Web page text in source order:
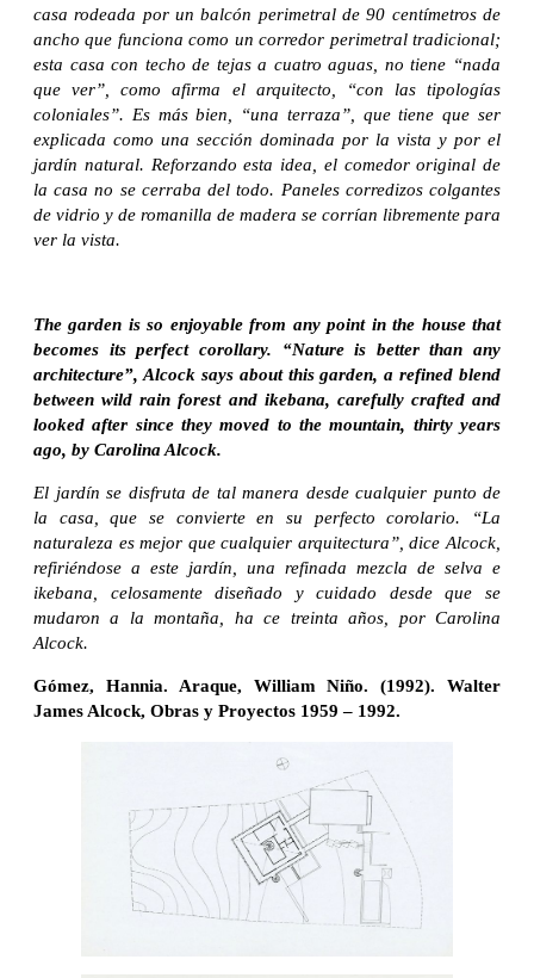
casa rodeada por un balcón perimetral de 90 centímetros de
ancho que funciona como un corredor perimetral tradicional;
esta casa con techo de tejas a cuatro aguas, no tiene “nada
que ver”, como afirma el arquitecto, “con las tipologías
coloniales”. Es más bien, “una terraza”, que tiene que ser
explicada como una sección dominada por la vista y por el
jardín natural. Reforzando esta idea, el comedor original de
la casa no se cerraba del todo. Paneles corredizos colgantes
de vidrio y de romanilla de madera se corrían libremente para
ver la vista.
The garden is so enjoyable from any point in the house that
becomes its perfect corollary. “Nature is better than any
architecture”, Alcock says about this garden, a refined blend
between wild rain forest and ikebana, carefully crafted and
looked after since they moved to the mountain, thirty years
ago, by Carolina Alcock.
El jardín se disfruta de tal manera desde cualquier punto de
la casa, que se convierte en su perfecto corolario. “La
naturaleza es mejor que cualquier arquitectura”, dice Alcock,
refiriéndose a este jardín, una refinada mezcla de selva e
ikebana, celosamente diseñado y cuidado desde que se
mudaron a la montaña, ha ce treinta años, por Carolina
Alcock.
Gómez, Hannia. Araque, William Niño. (1992). Walter
James Alcock, Obras y Proyectos 1959 – 1992.